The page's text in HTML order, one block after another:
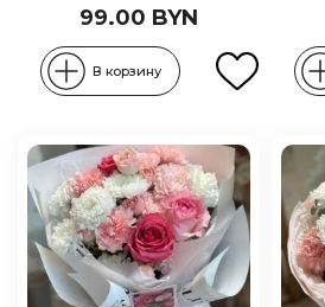
99.00 BYN
В корзину